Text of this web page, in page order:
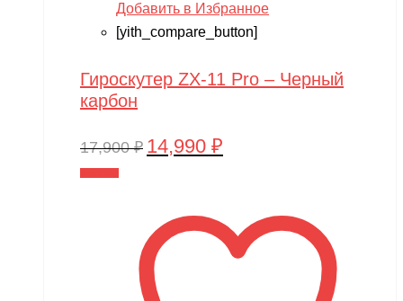
Добавить в Избранное
[yith_compare_button]
Гироскутер ZX-11 Pro – Черный
карбон
17,900₽ Первоначальная
17,900 ₽.
14,990 ₽